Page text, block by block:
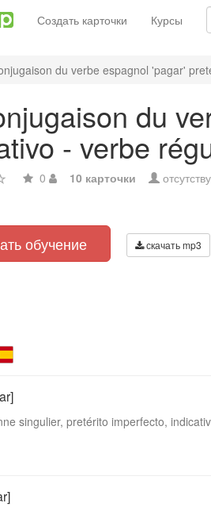
Создать карточки Курсы
du verbe espagnol 'pagar'
du
- verbe
0 10 карточки
обучение скачать mp3
singulier, pretérito imperfecto,